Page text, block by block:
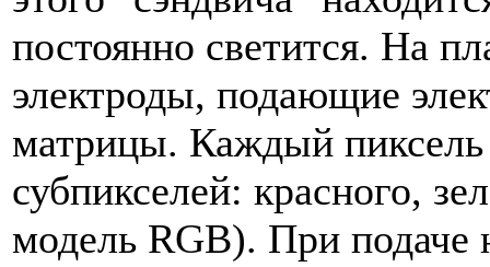
постоянно светится. На
электроды, подающие
матрицы. Каждый
субпикселей: красного,
модель RGB). При подаче